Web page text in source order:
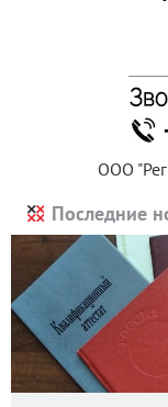
ООО
Последние